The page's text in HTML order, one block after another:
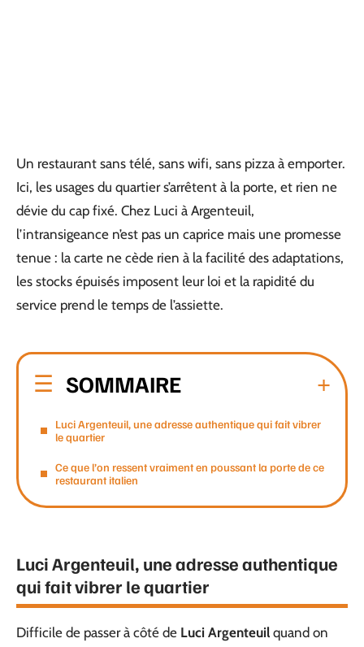
Un restaurant sans télé, sans wifi, sans pizza à emporter.
Ici, les usages du quartier s’arrêtent à la porte, et rien ne
dévie du cap fixé. Chez Luci à Argenteuil,
l’intransigeance n’est pas un caprice mais une promesse
tenue : la carte ne cède rien à la facilité des adaptations,
les stocks épuisés imposent leur loi et la rapidité du
service prend le temps de l’assiette.
SOMMAIRE
Luci Argenteuil, une adresse authentique qui fait vibrer
le quartier
Ce que l’on ressent vraiment en poussant la porte de ce
restaurant italien
Luci Argenteuil, une adresse authentique
qui fait vibrer le quartier
Difficile de passer à côté de Luci Argenteuil quand on